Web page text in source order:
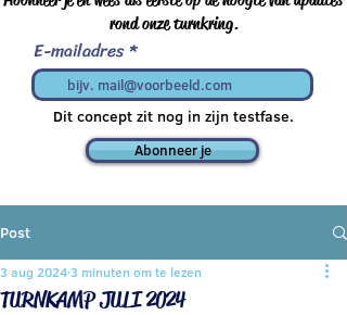
rond onze turnkring.
E-mailadres
Dit concept zit nog in zijn testfase.
Abonneer je
Post
TURNKAMP JULI 2024
3 aug 20243 minuten om te lezen